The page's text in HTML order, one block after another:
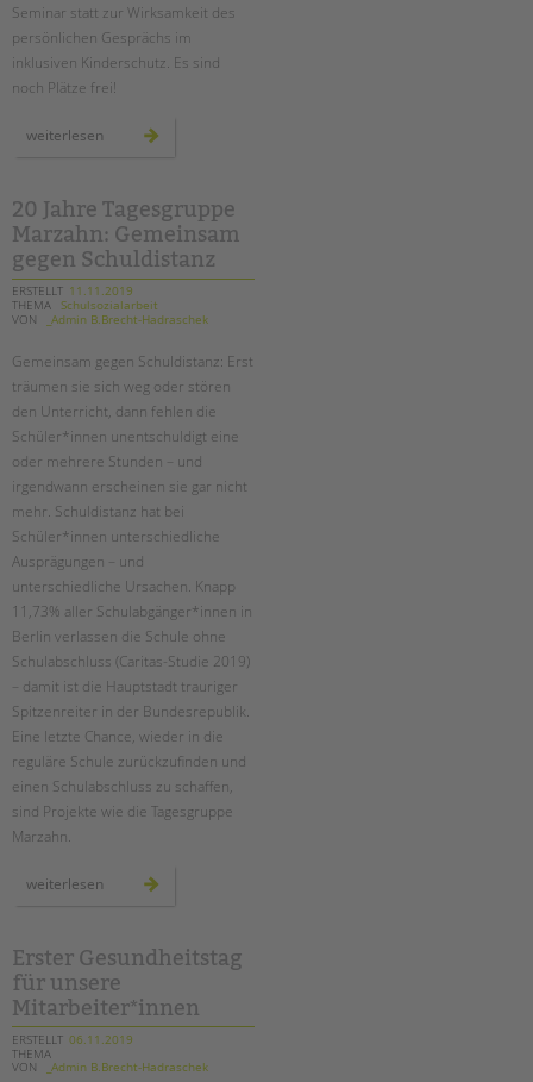
unkuerzbar
Briefe an Kai
KONTAKT
Impressum
Datenschutz
Hinweisgebersystem
Intranet
Seminar statt zur Wirksamkeit des
persönlichen Gesprächs im
inklusiven Kinderschutz. Es sind
noch Plätze frei!
weiterlesen seminar
kinderschutz
20 Jahre Tagesgruppe
Marzahn: Gemeinsam
gegen Schuldistanz
ERSTELLT 11.11.2019
THEMA Schulsozialarbeit
VON
_Admin B.Brecht-Hadraschek
Gemeinsam gegen Schuldistanz: Erst
träumen sie sich weg oder stören
den Unterricht, dann fehlen die
Schüler*innen unentschuldigt eine
oder mehrere Stunden – und
irgendwann erscheinen sie gar nicht
mehr. Schuldistanz hat bei
Schüler*innen unterschiedliche
Ausprägungen – und
unterschiedliche Ursachen. Knapp
11,73% aller Schulabgänger*innen in
Berlin verlassen die Schule ohne
Schulabschluss (Caritas-Studie 2019)
– damit ist die Hauptstadt trauriger
Spitzenreiter in der Bundesrepublik.
Eine letzte Chance, wieder in die
reguläre Schule zurückzufinden und
einen Schulabschluss zu schaffen,
sind Projekte wie die Tagesgruppe
Marzahn.
weiterlesen
gegen
schuldistanz
Erster Gesundheitstag
für unsere
Mitarbeiter*innen
ERSTELLT 06.11.2019
THEMA
VON
_Admin B.Brecht-Hadraschek